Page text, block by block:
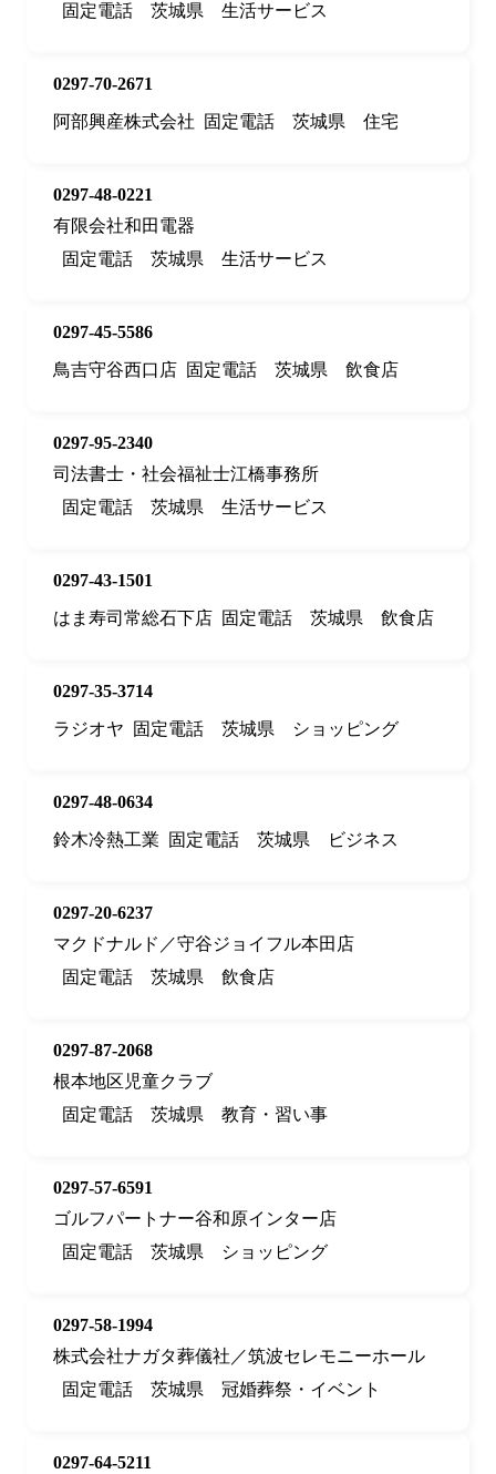
固定電話 茨城県 生活サービス
0297-70-2671
阿部興産株式会社
固定電話 茨城県 住宅
0297-48-0221
有限会社和田電器
固定電話
茨城県 生活サービス
0297-45-5586
鳥吉守谷西口店 固定電話 茨城県 飲食店
0297-95-2340
司法書士・社会福祉士江橋事務所
固定電話
茨城県 生活サービス
0297-43-1501
はま寿司常総石下店 固定電話 茨城県 飲食店
0297-35-3714
ラジオヤ
固定電話 茨城県 ショッピング
0297-48-0634
鈴木冷熱工業
固定電話 茨城県 ビジネス
0297-20-6237
マクドナルド／守谷ジョイフル本田店
固定電話
茨城県 飲食店
0297-87-2068
根本地区児童クラブ
固定電話
茨城県 教育・習い事
0297-57-6591
ゴルフパートナー谷和原インター店
固定電話
茨城県 ショッピング
0297-58-1994
株式会社ナガタ葬儀社／筑波セレモニーホール
固定電話
茨城県 冠婚葬祭・イベント
0297-64-5211